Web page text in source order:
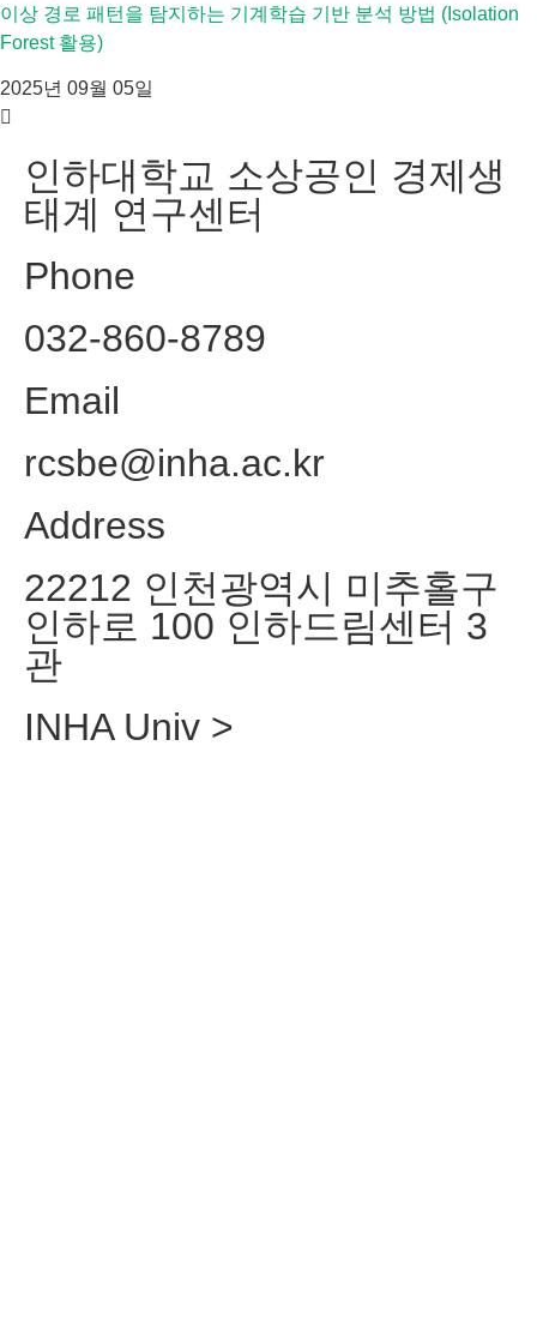
이상 경로 패턴을 탐지하는 기계학습 기반 분석 방법 (Isolation
Forest 활용)
2025년 09월 05일
인하대학교 소상공인 경제생
태계 연구센터
Phone
032-860-8789
Email
rcsbe@inha.ac.kr
Address
22212 인천광역시 미추홀구
인하로 100 인하드림센터 3
관
INHA Univ >